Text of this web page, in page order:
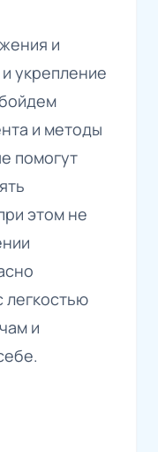
и
укрепление
и методы
помогут
этом не
легкостью
и